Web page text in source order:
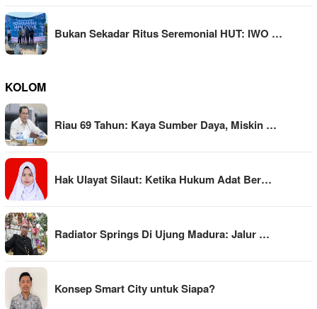
Bukan Sekadar Ritus Seremonial HUT: IWO …
KOLOM
Riau 69 Tahun: Kaya Sumber Daya, Miskin …
Hak Ulayat Silaut: Ketika Hukum Adat Ber…
Radiator Springs Di Ujung Madura: Jalur …
Konsep Smart City untuk Siapa?